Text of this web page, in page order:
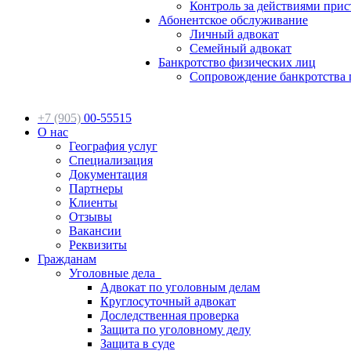
Контроль за действиями
Абонентское обслуживание
Личный адвокат
Семейный адвокат
Банкротство физических лиц
Сопровождение банкротства
+7 (905) 00-55515
О нас
География услуг
Специализация
Документация
Партнеры
Клиенты
Отзывы
Вакансии
Реквизиты
Гражданам
Уголовные дела
Адвокат по уголовным делам
Круглосуточный адвокат
Доследственная проверка
Защита по уголовному делу
Защита в суде